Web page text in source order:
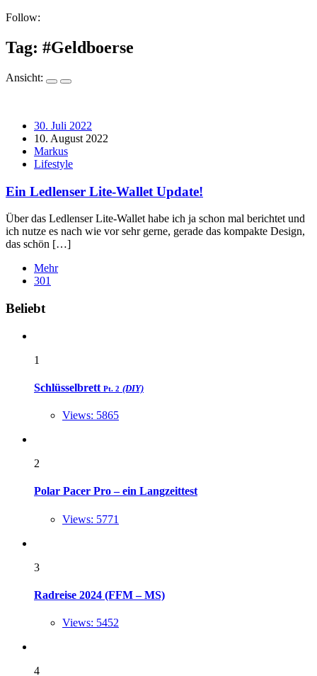
Follow:
Tag: #Geldboerse
Ansicht:
30. Juli 2022
10. August 2022
Markus
Lifestyle
Ein Ledlenser Lite-Wallet Update!
Über das Ledlenser Lite-Wallet habe ich ja schon mal berichtet und
ich nutze es nach wie vor sehr gerne, gerade das kompakte Design,
das schön […]
Mehr
301
Widgets
Beliebt
1
Schlüsselbrett Pt. 2 (DIY)
Views: 5865
2
Polar Pacer Pro – ein Langzeittest
Views: 5771
3
Radreise 2024 (FFM – MS)
Views: 5452
4